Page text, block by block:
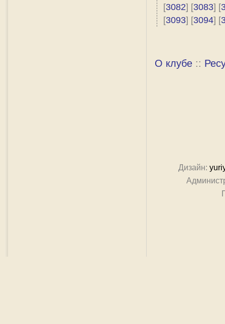
[3082] [3083] [
[3093] [3094] [
О клубе ::
Дизайн: